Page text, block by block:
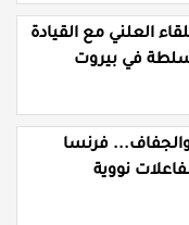
العلني مع القيادة
في بيروت
فرنسا